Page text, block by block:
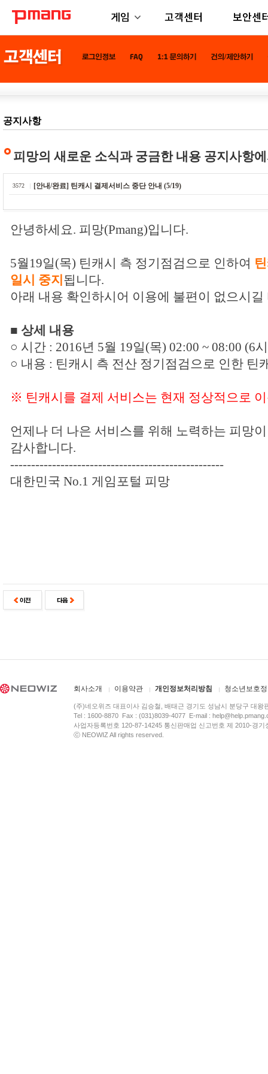
게임 고객센터 보안센
공지사항
피망의 새로운 소식과 궁금한 내용 공지사항
3572 [안내/완료] 틴캐시 결제서비스 중단 안내 (5/19)
안녕하세요. 피망(Pmang)입니다.
5월19일(목) 틴캐시 측 정기점검으로 인하여
일시 중지 됩니다.
아래 내용 확인하시어 이용에 불편이 없으시길
■ 상세 내용
○ 시간 : 2016년 5월 19일(목) 02:00 ~ 08:00 (6
○ 내용 : 틴캐시 측 전산 정기점검으로 인한 틴
※ 틴캐시를 결제 서비스는 현재 정상적으로
언제나 더 나은 서비스를 위해 노력하는 피망
감사합니다.
---------------------------------------------------
대한민국 No.1 게임포털 피망
회사소개 이용약관 개인정보처리방침 청소년보호
(주)네오위즈 대표이사 김승철, 배태근 경기도 성남시 분당구 대왕
Tel : 1600-8870 Fax : (031)8039-4077 E-mail :
사업자등록번호 120-87-14245 통신판매업 신고번호 제 2010-경
ⓒ NEOWIZ All rights reserved.